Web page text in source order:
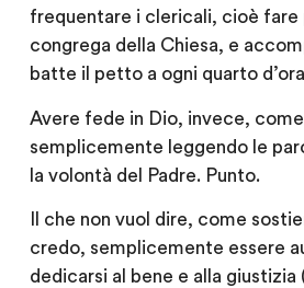
frequentare i clericali, cioè fare
congrega della Chiesa, e
batte il petto a ogni quarto
Avere fede in Dio, invece,
semplicemente leggendo le
la volontà del Padre. Punto.
Il che non vuol dire, come
credo, semplicemente essere
dedicarsi al bene e alla giustizia